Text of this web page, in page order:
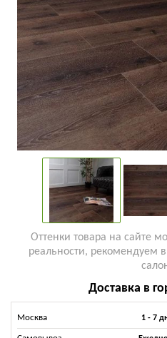
Оттенки товара на сайте
реальности, рекомендуем
Доставка в
Москва 1 - 7